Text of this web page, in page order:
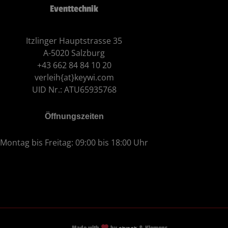
Eventtechnik
Itzlinger Hauptstrasse 35
A-5020 Salzburg
+43 662 84 84 10 20
verleih{at}keywi.com
UID Nr.: ATU65935768
Öffnungszeiten
Montag bis Freitag: 09:00 bis 18:00 Uhr